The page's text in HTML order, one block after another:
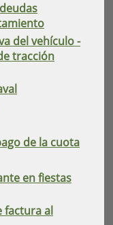
del vehículo -
tracción
de la cuota
en fiestas
factura al